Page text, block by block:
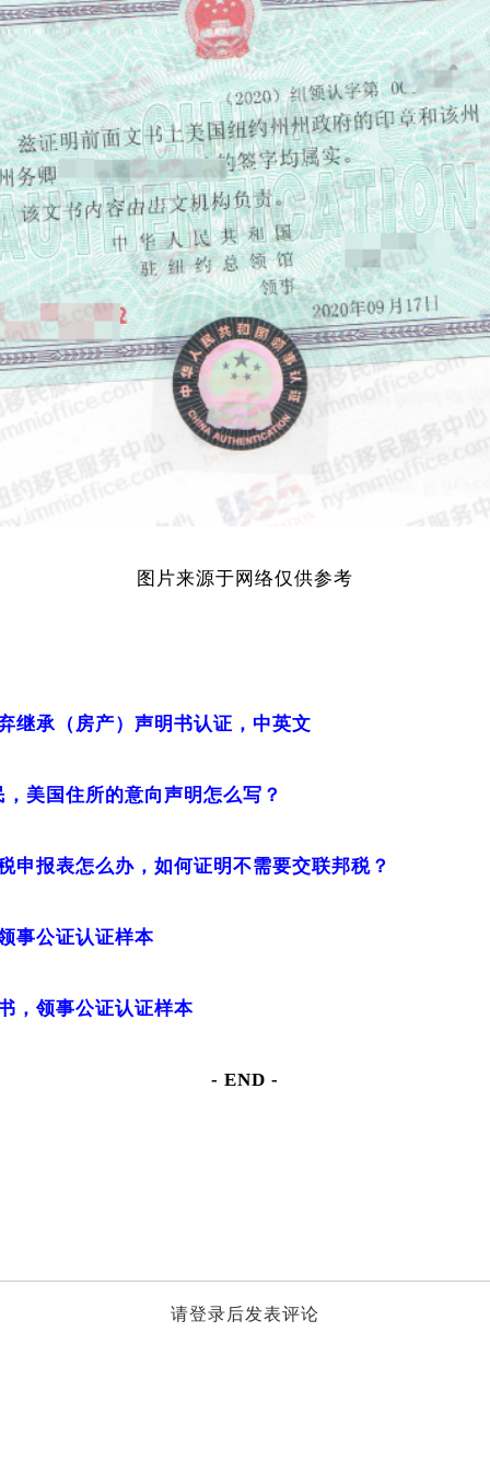
图片来源于网络仅供参考
继承（房产）声明书认证，中英文
美国住所的意向声明怎么写？
申报表怎么办，如何证明不需要交联邦税？
事公证认证样本
，领事公证认证样本
- END -
请登录后发表评论